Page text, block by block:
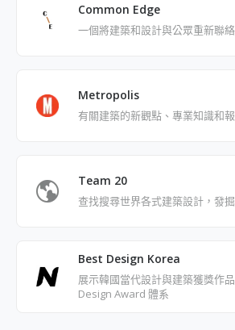
Common Edge
一個將建築和設計與公眾重新聯
Metropolis
有關建築的新觀點、專業知識和
Team 20
查找搜尋世界各式建築設計，發
Best Design Korea
展示韓國當代設計與建築獲獎作
Design Award 體系